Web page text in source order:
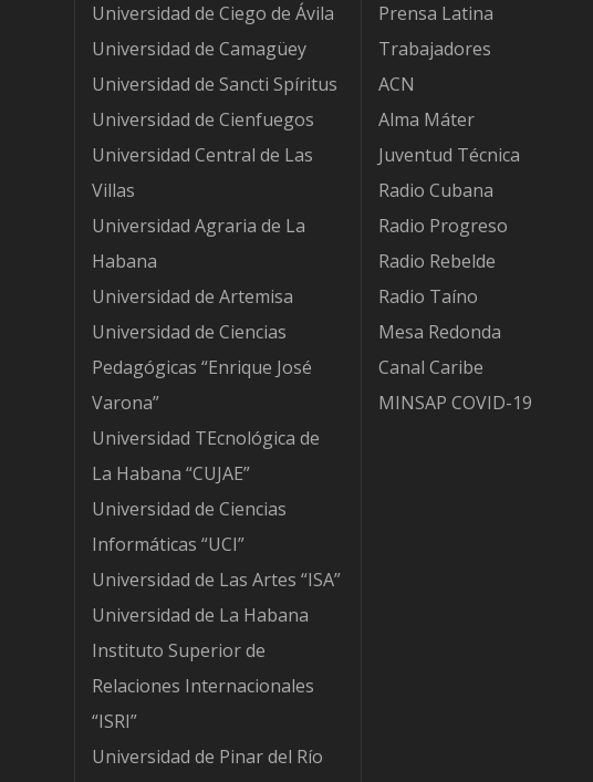
Universidad de Ciego de Ávila
Universidad de Camagüey
Universidad de Sancti Spíritus
Universidad de Cienfuegos
Universidad Central de Las
Villas
Universidad Agraria de La
Habana
Universidad de Artemisa
Universidad de Ciencias
Pedagógicas “Enrique José
Varona”
Universidad TEcnológica de
La Habana “CUJAE”
Universidad de Ciencias
Informáticas “UCI”
Universidad de Las Artes “ISA”
Universidad de La Habana
Instituto Superior de
Relaciones Internacionales
“ISRI”
Universidad de Pinar del Río
Prensa Latina
Trabajadores
ACN
Alma Máter
Juventud Técnica
Radio Cubana
Radio Progreso
Radio Rebelde
Radio Taíno
Mesa Redonda
Canal Caribe
MINSAP COVID-19